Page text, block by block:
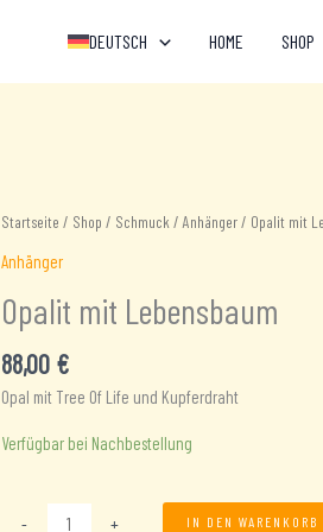
DEUTSCH HOME SHOP
Startseite / Shop / Schmuck / Anhänger/ Opalit mit
Anhänger
Opalit mit Lebensbaum
88,00 €
Opal mit Tree Of Life und Kupferdraht
Verfügbar bei Nachbestellung
- + IN DEN WARENKORB